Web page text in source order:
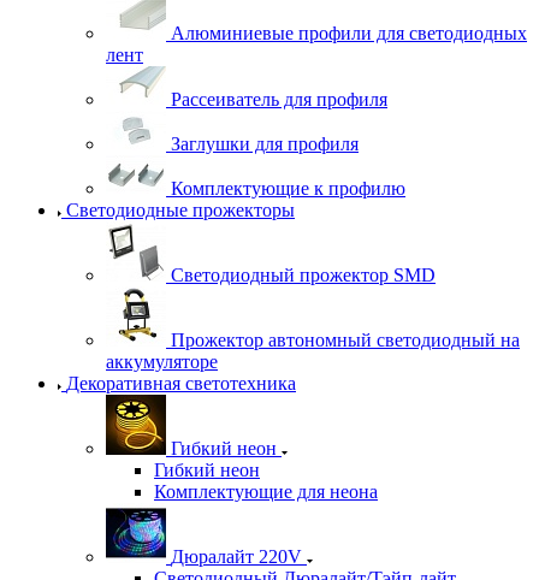
Алюминиевые профили для светодиодных
лент
Рассеиватель для профиля
Заглушки для профиля
Комплектующие к профилю
Светодиодные прожекторы
Светодиодный прожектор SMD
Прожектор автономный светодиодный на
аккумуляторе
Декоративная светотехника
Гибкий неон
Гибкий неон
Комплектующие для неона
Дюралайт 220V